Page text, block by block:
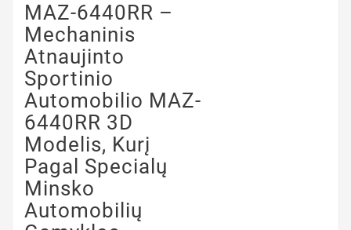
MAZ-6440RR –
Mechaninis
Atnaujinto
Sportinio
Automobilio MAZ-
6440RR 3D
Modelis, Kurį
Pagal Specialų
Minsko
Automobilių